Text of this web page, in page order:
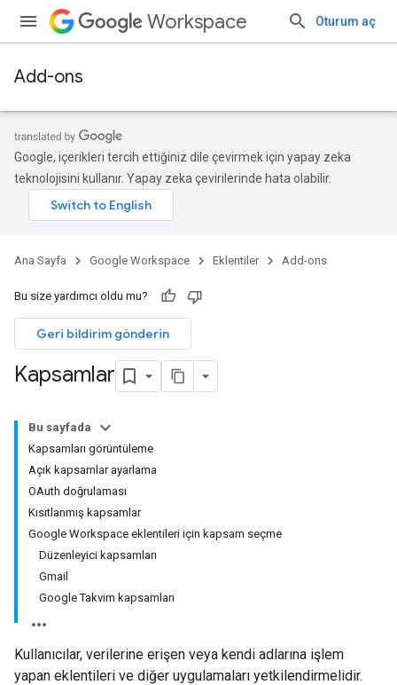
Workspace Oturum aç
Add-ons
Google, içerikleri tercih ettiğiniz dile çevirmek için yapay zeka
teknolojisini kullanır. Yapay zeka çevirilerinde hata olabilir.
Ana Sayfa Google Workspace Eklentiler Add-ons
Bu size yardımcı oldu mu?
Geri bildirim gönderin
Kapsamlar
Bu sayfada
Kapsamları görüntüleme
Açık kapsamlar ayarlama
OAuth doğrulaması
Kısıtlanmış kapsamlar
Google Workspace eklentileri için kapsam seçme
Düzenleyici kapsamları
Gmail
Google Takvim kapsamları
Kullanıcılar, verilerine erişen veya kendi adlarına işlem
yapan eklentileri ve diğer uygulamaları yetkilendirmelidir.